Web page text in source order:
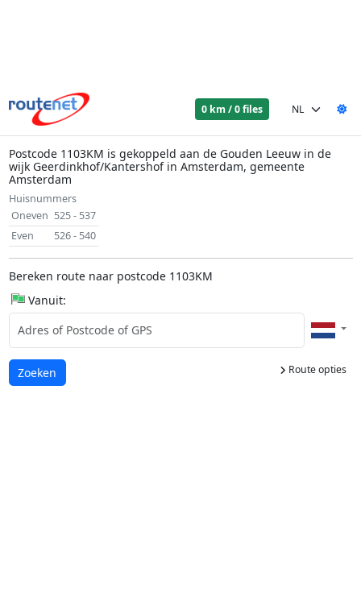
0 km / 0 files
Postcode 1103KM is gekoppeld aan de Gouden Leeuw in de
wijk Geerdinkhof/Kantershof in Amsterdam, gemeente
Amsterdam
Huisnummers
Oneven 525 - 537
Even
526 - 540
Bereken route naar postcode 1103KM
Vanuit:
Route opties
Laden...
Zoeken